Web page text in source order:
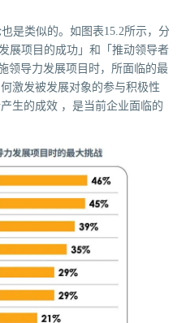
是类似的。如图表15.2所示，分
展项目的成功」和「推动领导者
领导力发展项目时，所面临的最
激发被发展对象的参与积极性
生的成效 ，是当前企业面临的